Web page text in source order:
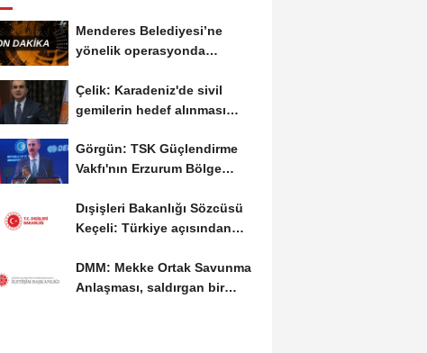
Menderes Belediyesi’ne
yönelik operasyonda
Çelik: Karadeniz'de sivil
gemilerin hedef alınması
Görgün: TSK Güçlendirme
Vakfı'nın Erzurum Bölge
Dışişleri Bakanlığı Sözcüsü
Keçeli: Türkiye açısından
DMM: Mekke Ortak Savunma
Anlaşması, saldırgan bir